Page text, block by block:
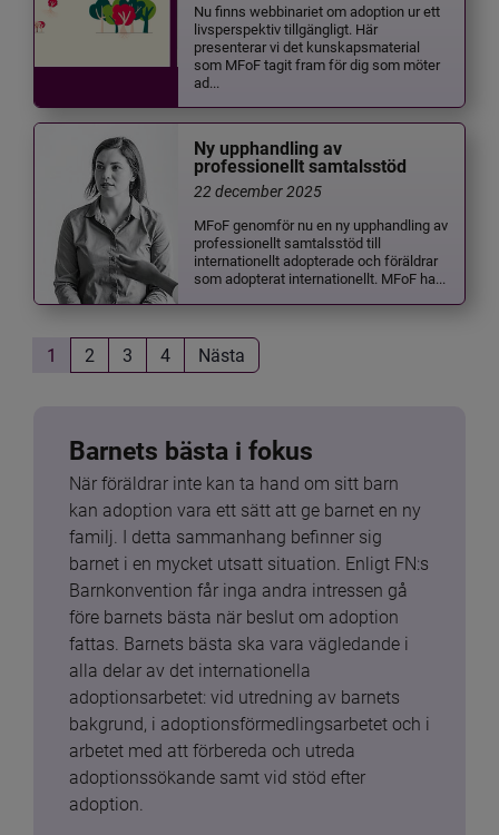
Nu finns webbinariet om adoption ur ett
livsperspektiv tillgängligt. Här
presenterar vi det kunskapsmaterial
som MFoF tagit fram för dig som möter
ad...
Ny upphandling av
professionellt samtalsstöd
22 december 2025
MFoF genomför nu en ny upphandling av
professionellt samtalsstöd till
internationellt adopterade och föräldrar
som adopterat internationellt. MFoF ha...
1 2 3 4 Nästa
Barnets bästa i fokus
När föräldrar inte kan ta hand om sitt barn
kan adoption vara ett sätt att ge barnet en ny
familj. I detta sammanhang befinner sig
barnet i en mycket utsatt situation. Enligt FN:s
Barnkonvention får inga andra intressen gå
före barnets bästa när beslut om adoption
fattas. Barnets bästa ska vara vägledande i
alla delar av det internationella
adoptionsarbetet: vid utredning av barnets
bakgrund, i adoptionsförmedlingsarbetet och i
arbetet med att förbereda och utreda
adoptionssökande samt vid stöd efter
adoption.